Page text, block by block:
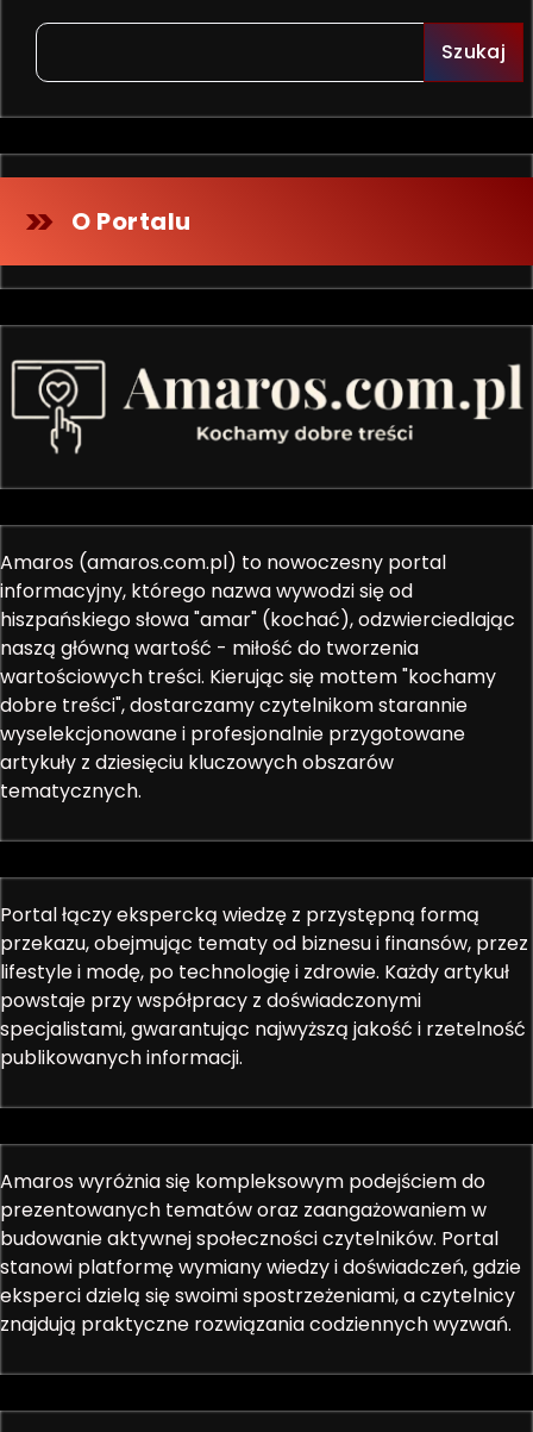
Szukaj
O Portalu
Amaros (amaros.com.pl) to nowoczesny portal
informacyjny, którego nazwa wywodzi się od
hiszpańskiego słowa "amar" (kochać), odzwierciedlając
naszą główną wartość - miłość do tworzenia
wartościowych treści. Kierując się mottem "kochamy
dobre treści", dostarczamy czytelnikom starannie
wyselekcjonowane i profesjonalnie przygotowane
artykuły z dziesięciu kluczowych obszarów
tematycznych.
Portal łączy ekspercką wiedzę z przystępną formą
przekazu, obejmując tematy od biznesu i finansów, przez
lifestyle i modę, po technologię i zdrowie. Każdy artykuł
powstaje przy współpracy z doświadczonymi
specjalistami, gwarantując najwyższą jakość i rzetelność
publikowanych informacji.
Amaros wyróżnia się kompleksowym podejściem do
prezentowanych tematów oraz zaangażowaniem w
budowanie aktywnej społeczności czytelników. Portal
stanowi platformę wymiany wiedzy i doświadczeń, gdzie
eksperci dzielą się swoimi spostrzeżeniami, a czytelnicy
znajdują praktyczne rozwiązania codziennych wyzwań.